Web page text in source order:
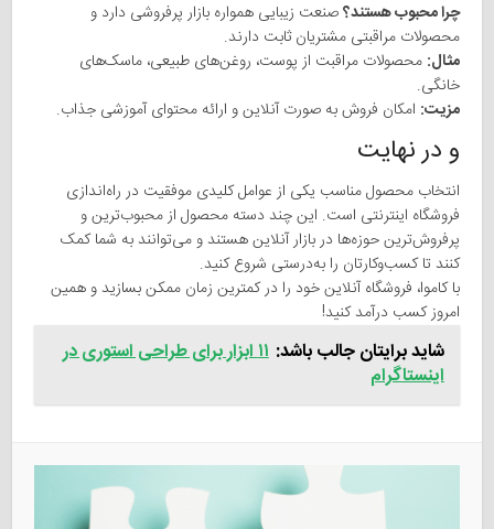
چرا محبوب هستند؟صنعت زیبایی همواره بازار پرفروشی دارد و
محصولات مراقبتی مشتریان ثابت دارند.
مثال: محصولات مراقبت از پوست، روغن‌های طبیعی، ماسک‌های
خانگی.
مزیت: امکان فروش به صورت آنلاین و ارائه محتوای آموزشی جذاب.
و در نهایت
انتخاب محصول مناسب یکی از عوامل کلیدی موفقیت در راه‌اندازی
فروشگاه اینترنتی است. این چند دسته محصول از محبوب‌ترین و
پرفروش‌ترین حوزه‌ها در بازار آنلاین هستند و می‌توانند به شما کمک
کنند تا کسب‌وکارتان را به‌درستی شروع کنید.
با کاموا، فروشگاه آنلاین خود را در کمترین زمان ممکن بسازید و همین
امروز کسب درآمد کنید!
شاید برایتان جالب باشد:
۱۱ ابزار برای طراحی استوری در
اینستاگرام